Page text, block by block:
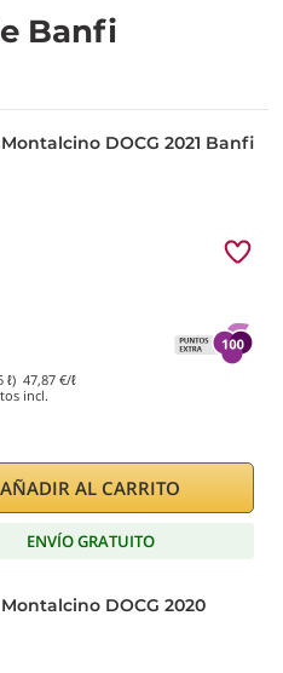
Banfi
DOCG 2021 Banfi
ℓ) 47,87 €/ℓ
incl.
AÑADIR AL CARRITO
ENVÍO GRATUITO
DOCG 2020